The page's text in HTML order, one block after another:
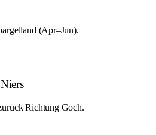
(Apr–Jun).
Richtung Goch.